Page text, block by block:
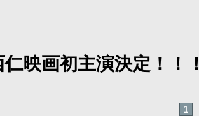
映画初主演決定！！！
1